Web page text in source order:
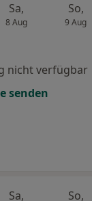
Sa,
8 Aug
So,
9 Aug
nicht verfügbar
senden
Sa, So,